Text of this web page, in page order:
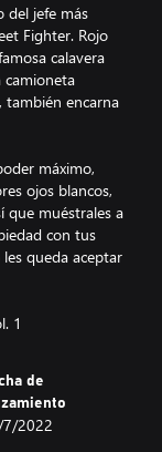
del jefe más
Fighter. Rojo
calavera
camioneta
también encarna
máximo,
ojos blancos,
que muéstrales a
con tus
queda aceptar
1
de
2022